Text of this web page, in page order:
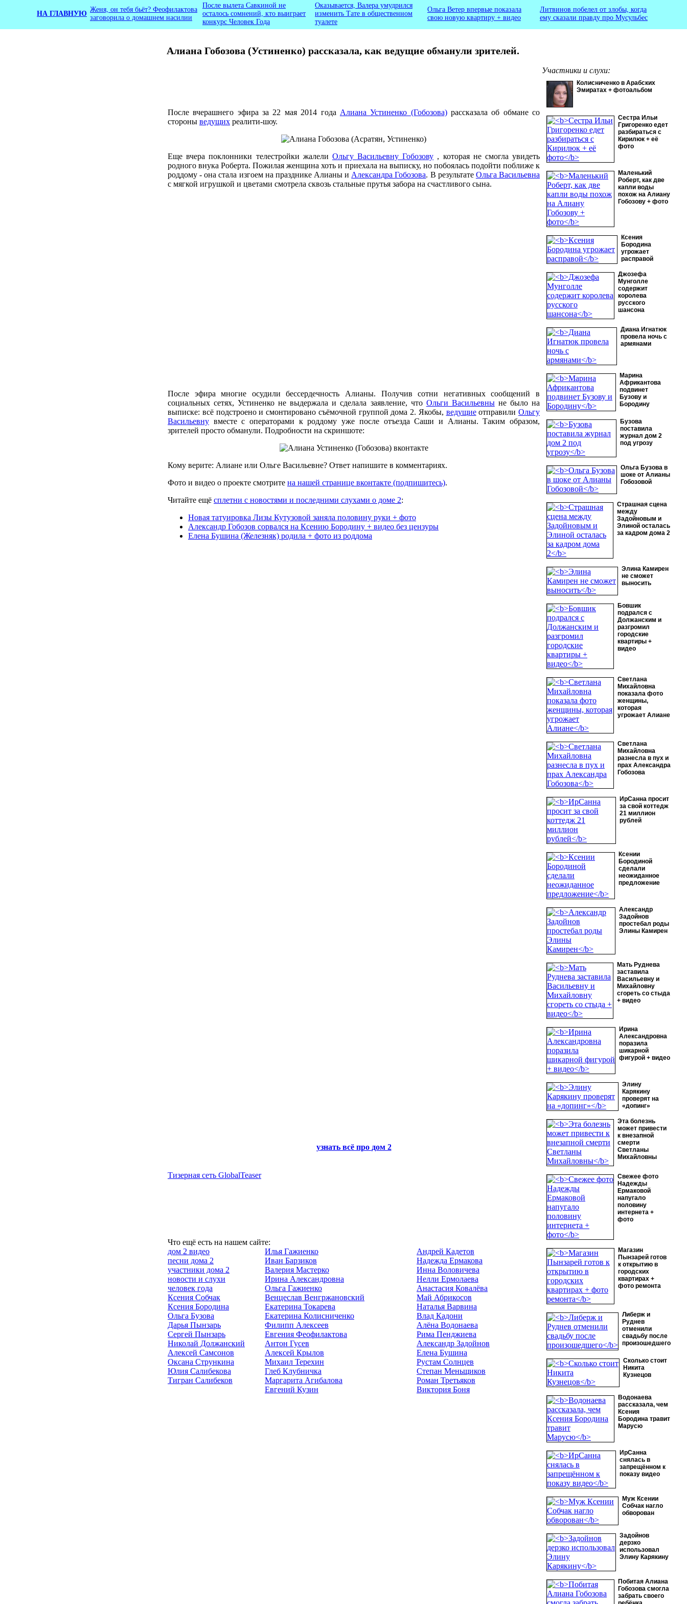
Алиана Гобозова (Устиненко) рассказала, как ведущие обманули зрителей.
НА ГЛАВНУЮ
Женя, он тебя бьёт? Феофилактова
заговорила о домашнем насилии
После вылета Савкиной не
осталось сомнений, кто выиграет
конкурс Человек Года
Оказывается, Валера умудрился
изменить Тате в общественном
туалете
Ольга Ветер впервые показала
свою новую квартиру + видео
Литвинов побелел от злобы, когда
ему сказали правду про Мусульбес
Участники и слухи:
Колисниченко в Арабских
Эмиратах + фотоальбом
Сестра Ильи
Григоренко едет
разбираться с
Кирилюк + её
фото
Маленький
Роберт, как две
капли воды
похож на Алиану
Гобозову + фото
Ксения
Бородина
угрожает
расправой
Джозефа
Мунголле
содержит
королева
русского
шансона
Диана Игнатюк
провела ночь с
армянами
Марина
Африкантова
подвинет
Бузову и
Бородину
Бузова
поставила
журнал дом 2
под угрозу
Ольга Бузова в
шоке от Алианы
Гобозовой
Страшная сцена
между
Задойновым и
Элиной осталась
за кадром дома 2
Элина Камирен
не сможет
выносить
Бовшик
подрался с
Должанским и
разгромил
городские
квартиры +
видео
Светлана
Михайловна
показала фото
женщины,
которая
угрожает Алиане
Светлана
Михайловна
разнесла в пух и
прах Александра
Гобозова
ИрСанна просит
за свой коттедж
21 миллион
рублей
Ксении
Бородиной
сделали
неожиданное
предложение
Александр
Задойнов
простебал роды
Элины Камирен
Мать Руднева
заставила
Васильевну и
Михайловну
сгореть со стыда
+ видео
Ирина
Александровна
поразила
шикарной
фигурой + видео
Элину
Карякину
проверят на
«допинг»
Эта болезнь
может привести
к внезапной
смерти
Светланы
Михайловны
Свежее фото
Надежды
Ермаковой
напугало
половину
интернета +
фото
Магазин
Пынзарей готов
к открытию в
городских
квартирах +
фото ремонта
Либерж и
Руднев
отменили
свадьбу после
произошедшего
Сколько стоит
Никита
Кузнецов
Водонаева
рассказала, чем
Ксения
Бородина травит
Марусю
ИрСанна
снялась в
запрещённом к
показу видео
Муж Ксении
Собчак нагло
обворован
Задойнов
дерзко
использовал
Элину Карякину
Побитая Алиана
Гобозова смогла
забрать своего
После вчерашнего эфира за 22 мая 2014 года Алиана Устиненко (Гобозова)рассказала об обмане со
стороны ведущих реалити-шоу.
Еще вчера поклонники телестройки жалели Ольгу Васильевну Гобозову , которая не смогла увидеть
родного внука Роберта. Пожилая женщина хоть и приехала на выписку, но побоялась подойти поближе к
роддому - она стала изгоем на празднике Алианы и Александра Гобозова. В результате Ольга Васильевна
с мягкой игрушкой и цветами смотрела сквозь стальные прутья забора на счастливого сына.
После эфира многие осудили бессердечность Алианы. Получив сотни негативных сообщений в
социальных сетях, Устиненко не выдержала и сделала заявление, что Ольги Васильевныне было на
выписке: всё подстроено и смонтировано съёмочной группой дома 2. Якобы, ведущиеотправили Ольгу
Васильевну вместе с операторами к роддому уже после отъезда Саши и Алианы. Таким образом,
зрителей просто обманули. Подробности на скриншоте:
Кому верите: Алиане или Ольге Васильевне? Ответ напишите в комментариях.
Фото и видео о проекте смотрите на нашей странице вконтакте (подпишитесь).
Читайте ещё сплетни с новостями и последними слухами о доме 2:
Новая татуировка Лизы Кутузовой заняла половину руки + фото
Александр Гобозов сорвался на Ксению Бородину + видео без цензуры
Елена Бушина (Железняк) родила + фото из роддома
узнать всё про дом 2
Тизерная сеть GlobalTeaser
Что ещё есть на нашем сайте:
дом 2 видео
песни дома 2
участники дома 2
новости и слухи
человек года
Ксения Собчак
Ксения Бородина
Ольга Бузова
Дарья Пынзарь
Сергей Пынзарь
Николай Должанский
Алексей Самсонов
Оксана Стрункина
Юлия Салибекова
Тигран Салибеков
Илья Гажиенко
Иван Барзиков
Валерия Мастерко
Ирина Александровна
Ольга Гажиенко
Венцеслав Венгржановский
Екатерина Токарева
Екатерина Колисниченко
Филипп Алексеев
Евгения Феофилактова
Антон Гусев
Алексей Крылов
Михаил Терехин
Глеб Клубничка
Маргарита Агибалова
Евгений Кузин
Андрей Кадетов
Надежда Ермакова
Инна Воловичева
Нелли Ермолаева
Анастасия Ковалёва
Май Абрикосов
Наталья Варвина
Влад Кадони
Алёна Водонаева
Рима Пенджиева
Александр Задойнов
Елена Бушина
Рустам Солнцев
Степан Меньщиков
Роман Третьяков
Виктория Боня